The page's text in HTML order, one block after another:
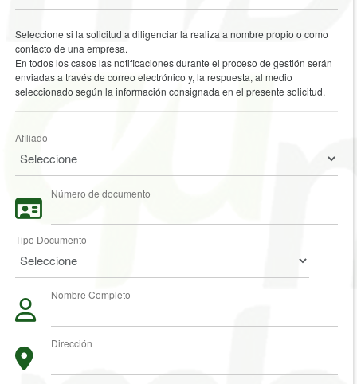
Seleccione si la solicitud a diligenciar la realiza a nombre propio o como
contacto de una empresa.
En todos los casos las notificaciones durante el proceso de gestión serán
enviadas a través de correo electrónico y, la respuesta, al medio
seleccionado según la información consignada en el presente solicitud.
Afiliado
Número de documento
Tipo Documento
Nombre Completo
Dirección